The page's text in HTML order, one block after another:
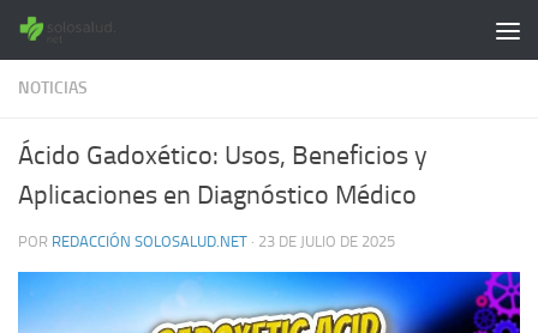
Saltar al contenido
NOTICIAS
Ácido Gadoxético: Usos, Beneficios y
Aplicaciones en Diagnóstico Médico
POR REDACCIÓN SOLOSALUD.NET · 23 DE JULIO DE 2025